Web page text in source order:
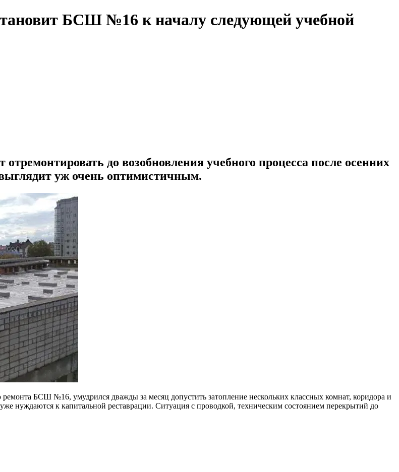
БСШ №16 к началу следующей учебной
до возобновления учебного процесса после осенних
уж очень оптимистичным.
БСШ №16, умудрился дважды за месяц допустить затопление нескольких классных комнат, коридора и
нуждаются к капитальной реставрации. Ситуация с проводкой, техническим состоянием перекрытий до